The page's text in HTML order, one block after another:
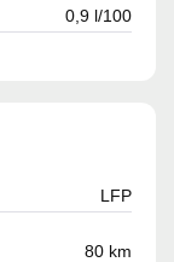
0,9 l/100
LFP
80 km